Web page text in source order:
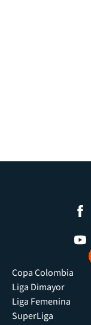
Copa Colombia
Liga Dimayor
Liga Femenina
SuperLiga